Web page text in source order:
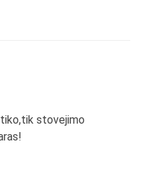
stovejimo